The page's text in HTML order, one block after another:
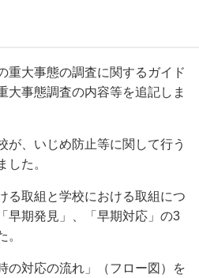
重大事態の調査に関するガイド
大事態調査の内容等を追記しま
が、いじめ防止等に関して行う
した。
る取組と学校における取組につ
早期発見」、「早期対応」の3
。
の対応の流れ」（フロー図）を